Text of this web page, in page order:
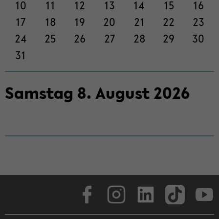
seln
10
11 12 13 14 15
16
17
18 19 20 21 22
23
24
25 26 27 28 29
30
31
Sams­tag 8. Au­gust2026
Face­book